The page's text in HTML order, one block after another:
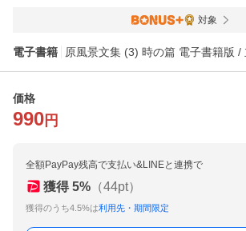
対象
電子書籍 原風景文集 (3) 時の篇 電子書籍版 /
価格
990 円
全額PayPay残高で支払い&LINEと連携で
獲得 5% （44pt）
獲得のうち4.5%は利用先・期間限定